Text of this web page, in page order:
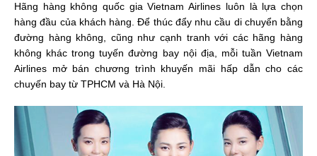
Hãng hàng không quốc gia Vietnam Airlines luôn là lựa chọn
hàng đầu của khách hàng. Để thúc đẩy nhu cầu di chuyển bằng
đường hàng không, cũng như cạnh tranh với các hãng hàng
không khác trong tuyến đường bay nội địa, mỗi tuần Vietnam
Airlines mở bán chương trình khuyến mãi hấp dẫn cho các
chuyến bay từ TPHCM và Hà Nội.